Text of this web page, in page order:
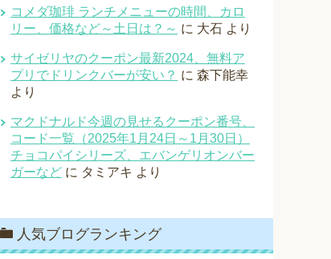
コメダ珈琲 ランチメニューの時間、カロ
リー、価格など～土日は？～ に 大石 より
サイゼリヤのクーポン最新2024、無料ア
プリでドリンクバーが安い？ に 森下能幸
より
マクドナルド今週の見せるクーポン番号、
コード一覧（2025年1月24日～1月30日）
チョコパイシリーズ、エバンゲリオンバー
ガーなど に タミアキ より
人気ブログランキング